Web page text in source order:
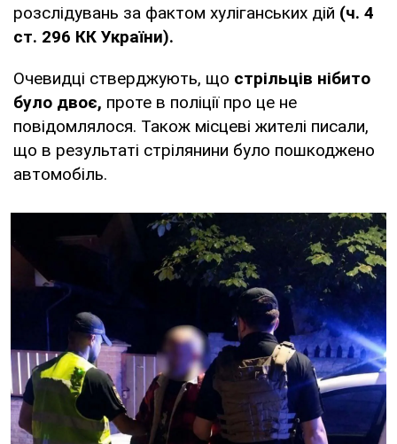
розслідувань за фактом хуліганських дій (ч. 4
ст. 296 КК України).
Очевидці стверджують, що стрільців нібито
було двоє, проте в поліції про це не
повідомлялося. Також місцеві жителі писали,
що в результаті стрілянини було пошкоджено
автомобіль.